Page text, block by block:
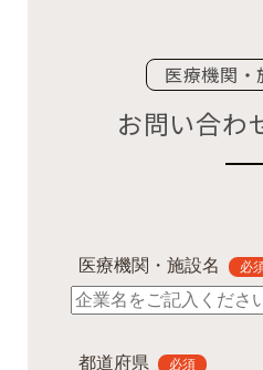
医療機関・
お問い合わ